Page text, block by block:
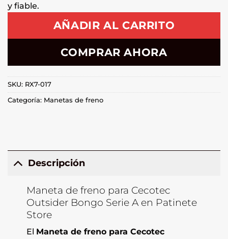
y fiable.
AÑADIR AL CARRITO
COMPRAR AHORA
SKU: RX7-017
Categoría: Manetas de freno
Descripción
Maneta de freno para Cecotec
Outsider Bongo Serie A en Patinete
Store
El Maneta de freno para Cecotec